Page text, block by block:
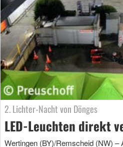
2. Lichter-Nacht von Dönges
LED-Leuchten direkt
Wertingen (BY)/Remscheid (NW) –